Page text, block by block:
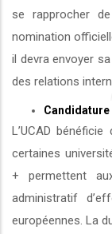
se rapprocher
nomination
il devra envoyer
des relations
Candidature
L’UCAD
certaines
+ permettent
administratif
européennes. La